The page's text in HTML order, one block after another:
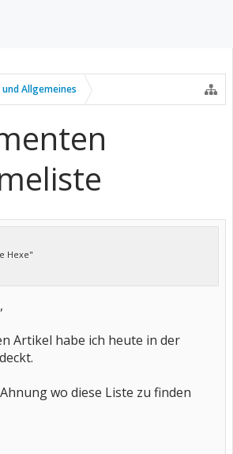
Allgemeines
Hexe"
Artikel habe ich heute in der
wo diese Liste zu finden